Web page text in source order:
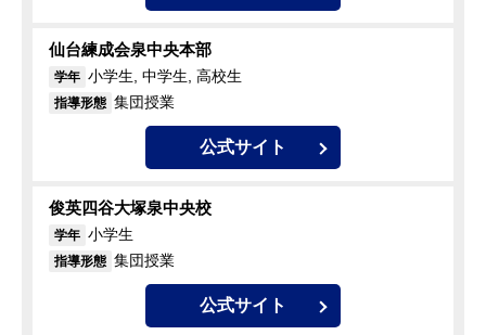
仙台練成会泉中央本部
学年 小学生, 中学生, 高校生
指導形態 集団授業
公式サイト
俊英四谷大塚泉中央校
学年 小学生
指導形態 集団授業
公式サイト